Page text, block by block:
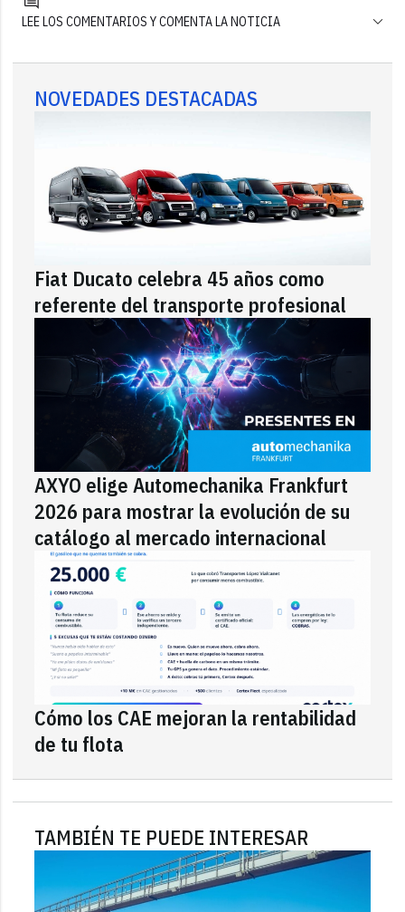
LEE LOS COMENTARIOS Y COMENTA LA NOTICIA
NOVEDADES DESTACADAS
Fiat Ducato celebra 45 años como
referente del transporte profesional
AXYO elige Automechanika Frankfurt
2026 para mostrar la evolución de su
catálogo al mercado internacional
Cómo los CAE mejoran la rentabilidad
de tu flota
TAMBIÉN TE PUEDE INTERESAR